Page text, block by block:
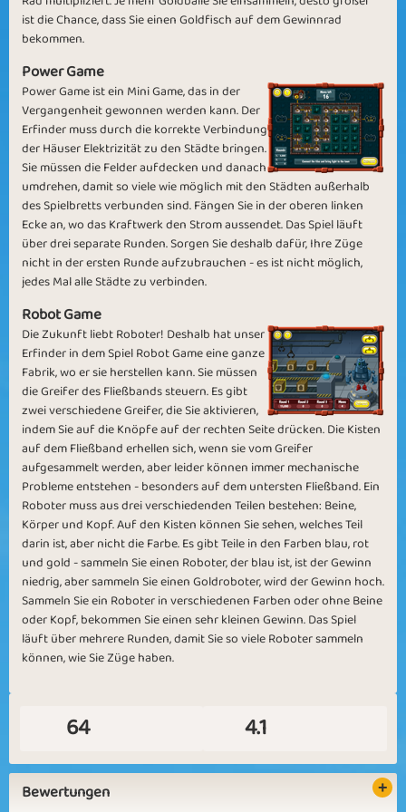
Building Robots Machine Stop
Wasting Time
Working on the
Machine
Lost Time Happy New Time
Power Machine Genetic Quest
ist die Chance, dass Sie einen Goldfisch auf dem Gewinnrad
bekommen.
Power Game
Power Game ist ein Mini Game, das in der
Vergangenheit gewonnen werden kann. Der
Erfinder muss durch die korrekte Verbindung
der Häuser Elektrizität zu den Städte bringen.
Sie müssen die Felder aufdecken und danach
umdrehen, damit so viele wie möglich mit den Städten außerhalb
des Spielbretts verbunden sind. Fängen Sie in der oberen linken
Ecke an, wo das Kraftwerk den Strom aussendet. Das Spiel läuft
über drei separate Runden. Sorgen Sie deshalb dafür, Ihre Züge
nicht in der ersten Runde aufzubrauchen - es ist nicht möglich,
jedes Mal alle Städte zu verbinden.
Robot Game
Die Zukunft liebt Roboter! Deshalb hat unser
Erfinder in dem Spiel Robot Game eine ganze
Fabrik, wo er sie herstellen kann. Sie müssen
die Greifer des Fließbands steuern. Es gibt
zwei verschiedene Greifer, die Sie aktivieren,
indem Sie auf die Knöpfe auf der rechten Seite drücken. Die Kisten
auf dem Fließband erhellen sich, wenn sie vom Greifer
aufgesammelt werden, aber leider können immer mechanische
Probleme entstehen - besonders auf dem untersten Fließband. Ein
Roboter muss aus drei verschiedenden Teilen bestehen: Beine,
Körper und Kopf. Auf den Kisten können Sie sehen, welches Teil
darin ist, aber nicht die Farbe. Es gibt Teile in den Farben blau, rot
und gold - sammeln Sie einen Roboter, der blau ist, ist der Gewinn
niedrig, aber sammeln Sie einen Goldroboter, wird der Gewinn hoch.
Sammeln Sie ein Roboter in verschiedenen Farben oder ohne Beine
oder Kopf, bekommen Sie einen sehr kleinen Gewinn. Das Spiel
läuft über mehrere Runden, damit Sie so viele Roboter sammeln
können, wie Sie Züge haben.
64 4.1
Bewertungen